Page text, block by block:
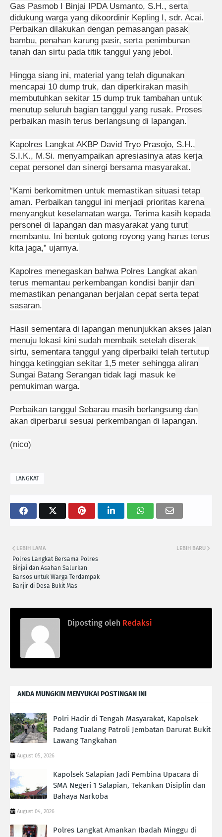
Gas Pasmob I Binjai IPDA Usmanto, S.H., serta
didukung warga yang dikoordinir Kepling I, sdr. Acai.
Perbaikan dilakukan dengan pemasangan pasak
bambu, penahan karung pasir, serta penimbunan
tanah dan sirtu pada titik tanggul yang jebol.
Hingga siang ini, material yang telah digunakan
mencapai 10 dump truk, dan diperkirakan masih
membutuhkan sekitar 15 dump truk tambahan untuk
menutup seluruh bagian tanggul yang rusak. Proses
perbaikan masih terus berlangsung di lapangan.
Kapolres Langkat AKBP David Tryo Prasojo, S.H.,
S.I.K., M.Si. menyampaikan apresiasinya atas kerja
cepat personel dan sinergi bersama masyarakat.
“Kami berkomitmen untuk memastikan situasi tetap
aman. Perbaikan tanggul ini menjadi prioritas karena
menyangkut keselamatan warga. Terima kasih kepada
personel di lapangan dan masyarakat yang turut
membantu. Ini bentuk gotong royong yang harus terus
kita jaga,” ujarnya.
Kapolres menegaskan bahwa Polres Langkat akan
terus memantau perkembangan kondisi banjir dan
memastikan penanganan berjalan cepat serta tepat
sasaran.
Hasil sementara di lapangan menunjukkan akses jalan
menuju lokasi kini sudah membaik setelah diserak
sirtu, sementara tanggul yang diperbaiki telah tertutup
hingga ketinggian sekitar 1,5 meter sehingga aliran
Sungai Batang Serangan tidak lagi masuk ke
pemukiman warga.
Perbaikan tanggul Sebarau masih berlangsung dan
akan diperbarui sesuai perkembangan di lapangan.
(nico)
LANGKAT
LEBIH BARU
LEBIH LAMA
Polres Langkat Bersama Polres
Binjai dan Asahan Salurkan
Bansos untuk Warga Terdampak
Banjir di Desa Bukit Mas
Diposting oleh Redaksi
ANDA MUNGKIN MENYUKAI POSTINGAN INI
Polri Hadir di Tengah Masyarakat, Kapolsek
Padang Tualang Patroli Jembatan Darurat Bukit
Lawang Tangkahan
August 05, 2026
Kapolsek Salapian Jadi Pembina Upacara di
SMA Negeri 1 Salapian, Tekankan Disiplin dan
Bahaya Narkoba
August 04, 2026
Polres Langkat Amankan Ibadah Minggu di